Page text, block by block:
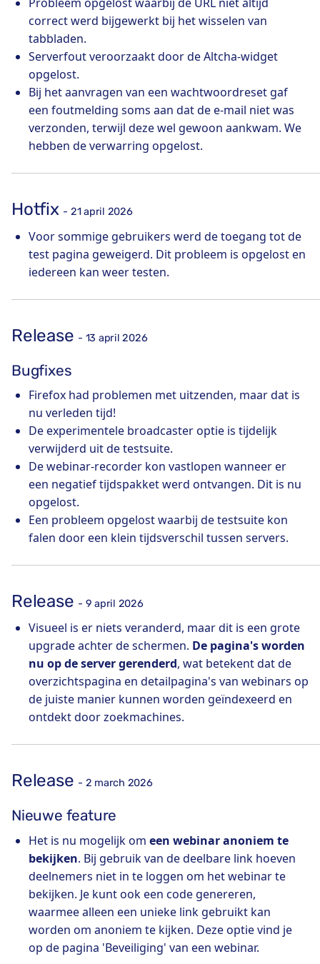
correct werd bijgewerkt bij het wisselen van
tabbladen.
Serverfout veroorzaakt door de Altcha-widget
opgelost.
Bij het aanvragen van een wachtwoordreset gaf
een foutmelding soms aan dat de e-mail niet was
verzonden, terwijl deze wel gewoon aankwam. We
hebben de verwarring opgelost.
Hotfix - 21 april 2026
Voor sommige gebruikers werd de toegang tot de
test pagina geweigerd. Dit probleem is opgelost en
iedereen kan weer testen.
Release - 13 april 2026
Bugfixes
Firefox had problemen met uitzenden, maar dat is
nu verleden tijd!
De experimentele broadcaster optie is tijdelijk
verwijderd uit de testsuite.
De webinar-recorder kon vastlopen wanneer er
een negatief tijdspakket werd ontvangen. Dit is nu
opgelost.
Een probleem opgelost waarbij de testsuite kon
falen door een klein tijdsverschil tussen servers.
Release - 9 april 2026
Visueel is er niets veranderd, maar dit is een grote
upgrade achter de schermen. De pagina's worden
nu op de server gerenderd, wat betekent dat de
overzichtspagina en detailpagina's van webinars op
de juiste manier kunnen worden geïndexeerd en
ontdekt door zoekmachines.
Release - 2 march 2026
Nieuwe feature
Het is nu mogelijk om een ​​webinar anoniem te
bekijken. Bij gebruik van de deelbare link hoeven
deelnemers niet in te loggen om het webinar te
bekijken. Je kunt ook een code genereren,
waarmee alleen een unieke link gebruikt kan
worden om anoniem te kijken. Deze optie vind je
op de pagina 'Beveiliging' van een webinar.